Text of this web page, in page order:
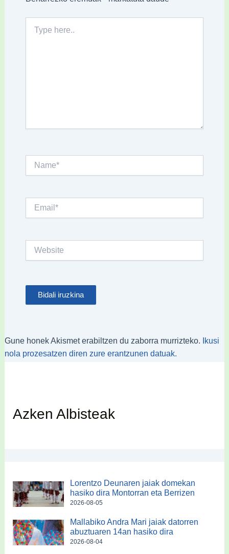
here..
Gune honek Akismet erabiltzen du zaborra murrizteko.
Ikusi
nola prozesatzen diren zure erantzunen datuak.
Azken Albisteak
Lorentzo Deunaren jaiak domekan
hasiko dira Montorran eta Berrizen
2026-08-05
Mallabiko Andra Mari jaiak datorren
abuztuaren 14an hasiko dira
2026-08-04